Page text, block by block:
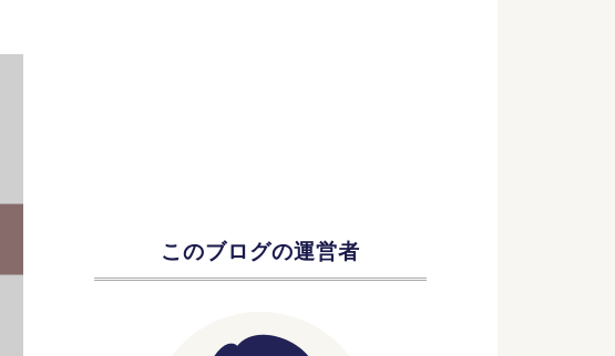
このブログの運営者